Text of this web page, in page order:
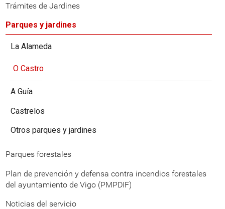
Trámites de Jardines
Parques y jardines
La Alameda
O Castro
A Guía
Castrelos
Otros parques y jardines
Parques forestales
Plan de prevención y defensa contra incendios forestales
del ayuntamiento de Vigo (PMPDIF)
Noticias del servicio